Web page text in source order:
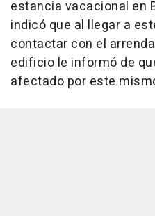
estancia vacacional en
indicó que al llegar a
contactar con el
edificio le informó de
afectado por este